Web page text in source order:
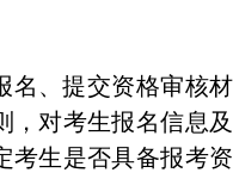
名、提交资格审核材
，对考生报名信息及
考生是否具备报考资